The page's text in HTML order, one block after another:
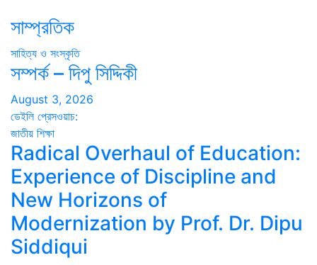
সাম্প্রতিক
সাহিত্য ও সংস্কৃতি
সম্পর্ক – দিপু সিদ্দিকী
August 3, 2026
ডেইলি প্রেসওয়াচ:
জাতীয় শিক্ষা
Radical Overhaul of Education:
Experience of Discipline and
New Horizons of
Modernization by Prof. Dr. Dipu
Siddiqui